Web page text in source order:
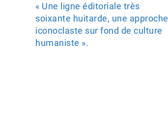
« Une ligne éditoriale très
soixante huitarde, une approche
iconoclaste sur fond de culture
humaniste ».